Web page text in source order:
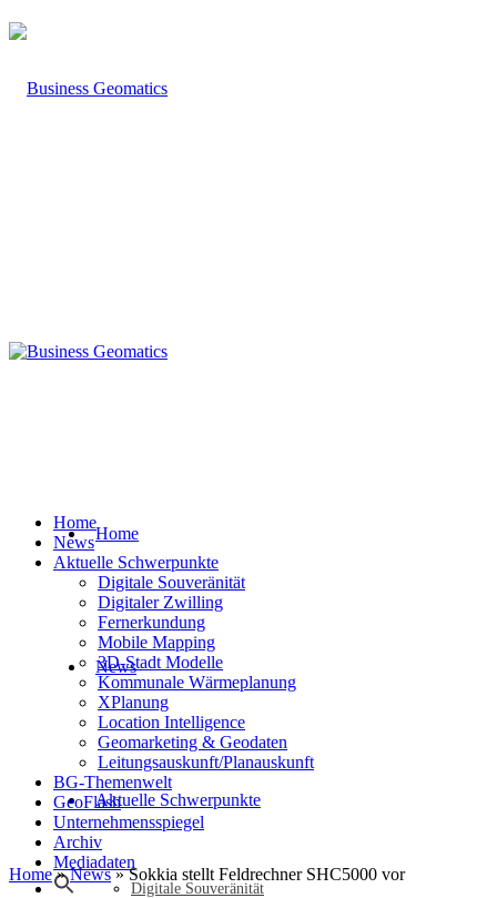
Home
News
Aktuelle Schwerpunkte
Digitale Souveränität
Home
News
Aktuelle Schwerpunkte
Digitale Souveränität
Digitaler Zwilling
Fernerkundung
Mobile Mapping
3D-Stadt Modelle
Kommunale Wärmeplanung
XPlanung
Location Intelligence
Geomarketing & Geodaten
Leitungsauskunft/Planauskunft
BG-Themenwelt
GeoFlash
Unternehmensspiegel
Archiv
Mediadaten
Home»News»Sokkia stellt Feldrechner SHC5000 vor